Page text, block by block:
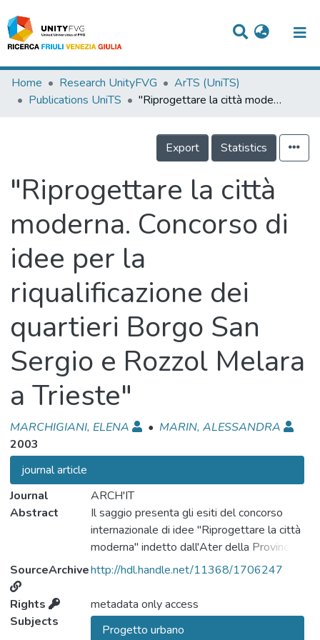
Titles
Events
Projects
People
Skills
Statistics
Home Research UnityFVG
ArTS (UniTS)
Publications UniTS
"Riprogettare la città moderna. Concorso di idee per la riqualificazione dei quartieri Borgo San Sergio e Rozzol Melara a Trieste"
Export Statistics
"Riprogettare la città
moderna. Concorso di
idee per la
riqualificazione dei
quartieri Borgo San
Sergio e Rozzol Melara
a Trieste"
MARCHIGIANI, ELENA • MARIN, ALESSANDRA
2003
journal article
Journal
ARCH'IT
Abstract
Il saggio presenta gli esiti del concorso
internazionale di idee "Riprogettare la città
moderna" indetto dall'Ater della Provincia di
Trieste e dalla Facoltà di architettura
Comune e la Provincia di Trieste, la DARC
del Ministero per i Beni e le Attività
Culturali, l'Ordine degli architetti della
SourceArchivehttp://hdl.handle.net/11368/1706247
Rights
metadata only access
Subjects
Progetto urbano